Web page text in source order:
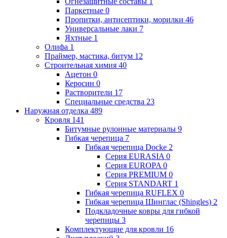
Паркетные 0
Пропитки, антисептики, морилки 46
Универсальные лаки 7
Яхтные 1
Олифа 1
Праймер, мастика, битум 12
Строительная химия 40
Ацетон 0
Керосин 0
Растворители 17
Специальные средства 23
Наружная отделка 489
Кровля 141
Битумные рулонные материалы 9
Гибкая черепица 7
Гибкая черепица Docke 2
Серия EURASIA 0
Серия EUROPA 0
Серия PREMIUM 0
Серия STANDART 1
Гибкая черепица RUFLEX 0
Гибкая черепица Шинглас (Shingles) 2
Подкладочные ковры для гибкой
черепицы 3
Комплектующие для кровли 16